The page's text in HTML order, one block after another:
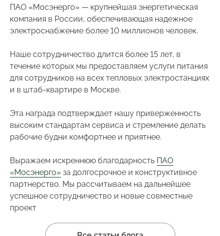
ПАО «Мосэнерго» — крупнейшая энергетическая
компания в России, обеспечивающая надежное
электроснабжение более 10 миллионов человек.
Наше сотрудничество длится более 15 лет, в
течение которых мы предоставляем услуги питания
для сотрудников на всех тепловых электростанциях
и в штаб-квартире в Москве.
Эта награда подтверждает нашу приверженность
высоким стандартам сервиса и стремление делать
рабочие будни комфортнее и приятнее.
Выражаем искреннюю благодарность ПАО
«Мосэнерго»за долгосрочное и конструктивное
партнерство. Мы рассчитываем на дальнейшее
успешное сотрудничество и новые совместные
проект